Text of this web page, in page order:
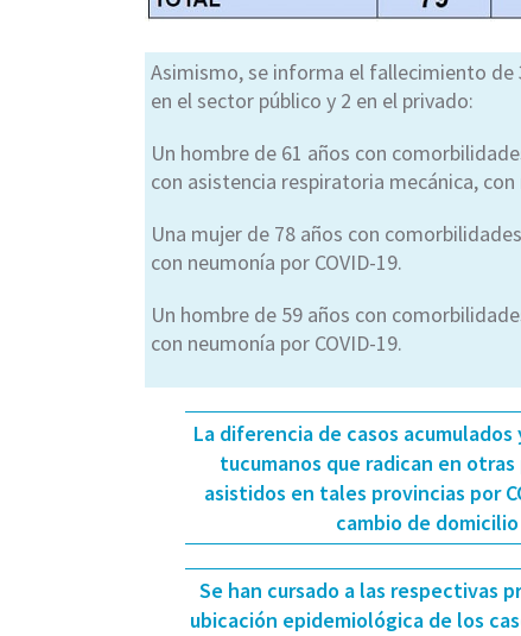
Asimismo, se informa el fallecimiento de
en el sector público y 2 en el privado:
Un hombre de 61 años con
con asistencia respiratoria mecánica, con
Una mujer de 78 años con
con neumonía por COVID-19.
Un hombre de 59 años con
con neumonía por COVID-19.
La diferencia de casos
tucumanos que radican en
asistidos en tales provincias por
cambio de
Se han cursado a las respectivas
ubicación epidemiológica de los